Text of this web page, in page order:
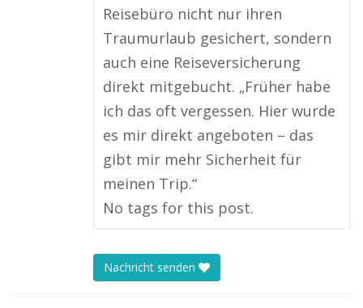
Reisebüro nicht nur ihren
Traumurlaub gesichert, sondern
auch eine Reiseversicherung
direkt mitgebucht. „Früher habe
ich das oft vergessen. Hier wurde
es mir direkt angeboten – das
gibt mir mehr Sicherheit für
meinen Trip.“
No tags for this post.
Nachricht senden